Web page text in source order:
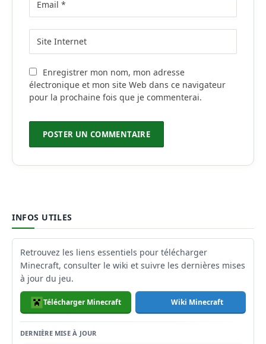
Enregistrer mon nom, mon adresse
électronique et mon site Web dans ce navigateur
pour la prochaine fois que je commenterai.
INFOS UTILES
Retrouvez les liens essentiels pour télécharger
Minecraft, consulter le wiki et suivre les dernières mises
à jour du jeu.
Télécharger Minecraft Wiki Minecraft
DERNIÈRE MISE À JOUR